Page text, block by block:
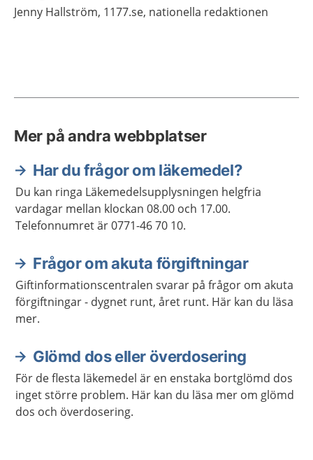
Jenny Hallström, 1177.se, nationella redaktionen
Mer på andra webbplatser
Har du frågor om läkemedel?
Du kan ringa Läkemedelsupplysningen helgfria
vardagar mellan klockan 08.00 och 17.00.
Telefonnumret är 0771-46 70 10.
Frågor om akuta förgiftningar
Giftinformationscentralen svarar på frågor om akuta
förgiftningar - dygnet runt, året runt. Här kan du läsa
mer.
Glömd dos eller överdosering
För de flesta läkemedel är en enstaka bortglömd dos
inget större problem. Här kan du läsa mer om glömd
dos och överdosering.